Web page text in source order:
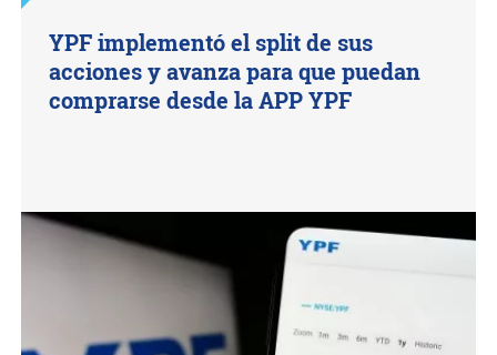
YPF implementó el split de sus
acciones y avanza para que puedan
comprarse desde la APP YPF